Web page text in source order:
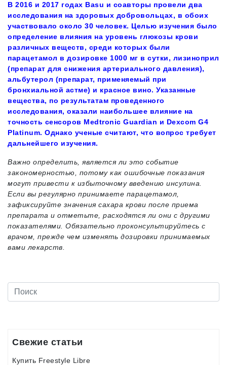
В 2016 и 2017 годах Basu и соавторы провели два
исследования на здоровых добровольцах, в обоих
участвовало около 30 человек. Целью изучения было
определение влияния на уровень глюкозы крови
различных веществ, среди которых были
парацетамол в дозировке 1000 мг в сутки, лизиноприл
(препарат для снижения артериального давления),
альбутерол (препарат, применяемый при
бронхиальной астме) и красное вино. Указанные
вещества, по результатам проведенного
исследования, оказали наибольшее влияние на
точность сенсоров Medtronic Guardian и Dexcom G4
Platinum. Однако ученые считают, что вопрос требует
дальнейшего изучения.
Важно определить, является ли это событие
закономерностью, потому как ошибочные показания
могут привести к избыточному введению инсулина.
Если вы регулярно принимаете парацетамол,
зафиксируйте значения сахара крови после приема
препарата и отметьте, расходятся ли они с другими
показателями. Обязательно проконсультируйтесь с
врачом, прежде чем изменять дозировки принимаемых
вами лекарств.
Свежие статьи
Купить Freestyle Libre